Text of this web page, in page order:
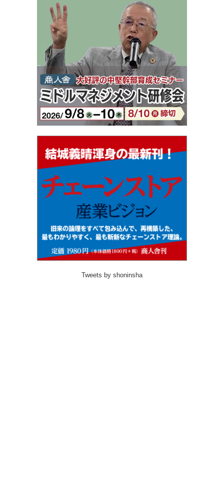
Tweets by shoninsha